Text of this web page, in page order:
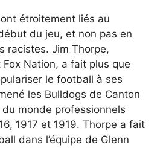
étroitement liés au
du jeu, et non pas en
racistes. Jim Thorpe,
Nation, a fait plus que
le football à ses
les Bulldogs de Canton
monde professionnels
1917 et 1919. Thorpe a fait
dans l’équipe de Glenn